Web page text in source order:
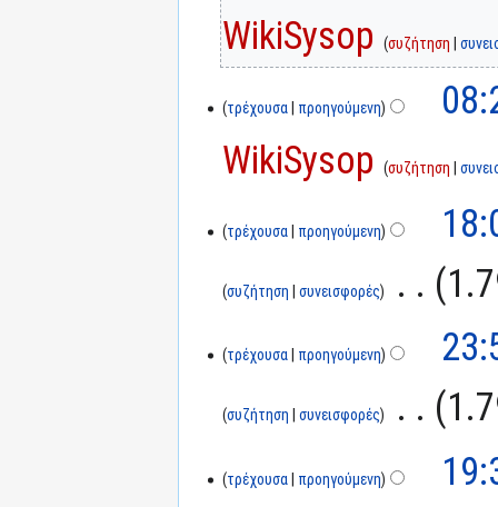
WikiSysop
συζήτηση
τρέχουσα προηγούμενη
WikiSysop
συζήτηση
τρέχουσα προηγούμενη
συζήτηση συνεισφορές
τρέχουσα προηγούμενη
συζήτηση συνεισφορές
τρέχουσα προηγούμενη